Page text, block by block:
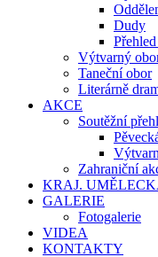
Dudy
Výtvarný
Taneční obor
Literárně
AKCE
Soutěžní
Zahraniční
KRAJ.
GALERIE
Fotogalerie
VIDEA
KONTAKTY